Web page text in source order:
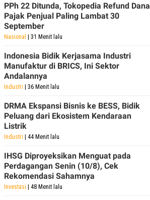
PPh 22 Ditunda, Tokopedia Refund Dana
Pajak Penjual Paling Lambat 30
September
Nasional | 31 Menit lalu
Indonesia Bidik Kerjasama Industri
Manufaktur di BRICS, Ini Sektor
Andalannya
Industri | 36 Menit lalu
DRMA Ekspansi Bisnis ke BESS, Bidik
Peluang dari Ekosistem Kendaraan
Listrik
Industri | 44 Menit lalu
IHSG Diproyeksikan Menguat pada
Perdagangan Senin (10/8), Cek
Rekomendasi Sahamnya
Investasi | 48 Menit lalu